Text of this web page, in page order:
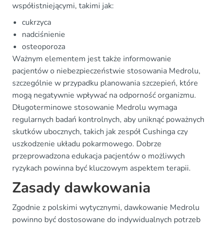
współistniejącymi, takimi jak:
cukrzyca
nadciśnienie
osteoporoza
Ważnym elementem jest także informowanie
pacjentów o niebezpieczeństwie stosowania Medrolu,
szczególnie w przypadku planowania szczepień, które
mogą negatywnie wpływać na odporność organizmu.
Długoterminowe stosowanie Medrolu wymaga
regularnych badań kontrolnych, aby uniknąć poważnych
skutków ubocznych, takich jak zespół Cushinga czy
uszkodzenie układu pokarmowego. Dobrze
przeprowadzona edukacja pacjentów o możliwych
ryzykach powinna być kluczowym aspektem terapii.
Zasady dawkowania
Zgodnie z polskimi wytycznymi, dawkowanie Medrolu
powinno być dostosowane do indywidualnych potrzeb